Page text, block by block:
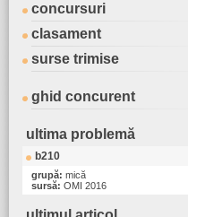
concursuri
clasament
surse trimise
ghid concurent
ultima problemă
b210
grupă: mică
sursă: OMI 2016